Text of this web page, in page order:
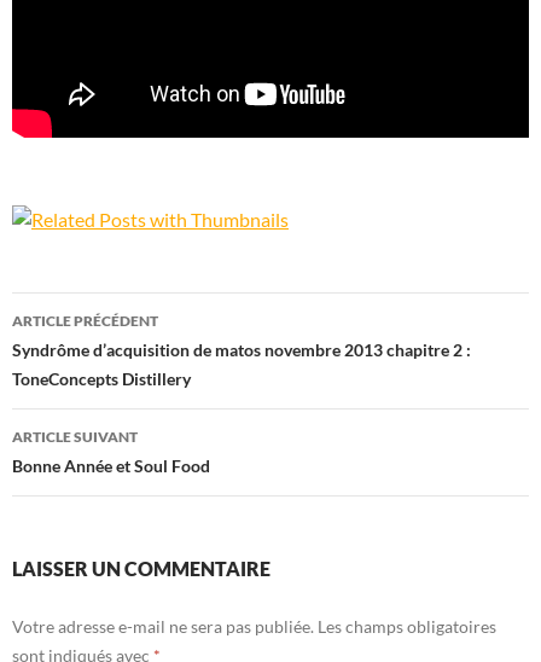
Navigation
des
articles
ARTICLE PRÉCÉDENT
Syndrôme d’acquisition de matos novembre 2013 chapitre 2 :
ToneConcepts Distillery
ARTICLE SUIVANT
Bonne Année et Soul Food
LAISSER UN COMMENTAIRE
Votre adresse e-mail ne sera pas publiée. Les champs obligatoires
sont indiqués avec *